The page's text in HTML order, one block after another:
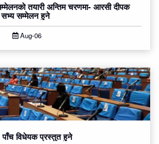
तयारी अन्तिम चरणमा- आरसी दीपक
सम्मेलन हुने
Aug-06
विधेयक प्रस्तुत हुने